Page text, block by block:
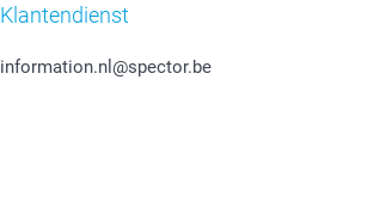
Klantendienst
information.nl@spector.be